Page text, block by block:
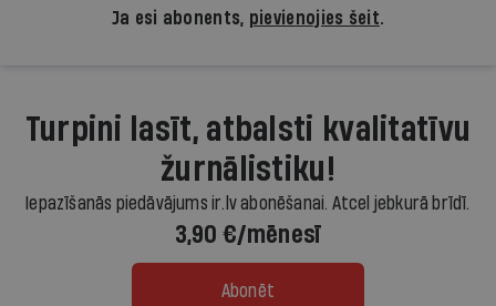
Ja esi abonents, pievienojies šeit.
Turpini lasīt, atbalsti kvalitatīvu
žurnālistiku!
Iepazīšanās piedāvājums ir.lv abonēšanai. Atcel jebkurā brīdī.
3,90 €/mēnesī
Abonēt